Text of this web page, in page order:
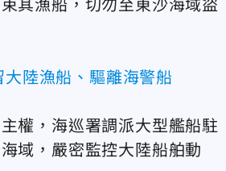
其漁船，切勿至東沙海域盜
陸漁船、驅離海警船
權，海巡署調派大型艦船駐
域，嚴密監控大陸船舶動